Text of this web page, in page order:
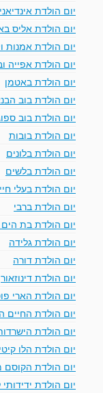
יום הולדת
יום הולדת אליס
יום הולדת אמנות
יום הולדת אפייה
יום הולדת באטמן
יום הולדת בוב
יום הולדת בוב
יום הולדת בובות
יום הולדת בלונים
יום הולדת בלשים
יום הולדת בעלי
יום הולדת ברבי
יום הולדת בת
יום הולדת גלידה
יום הולדת דורה
יום הולדת דינוזאור
יום הולדת הארי
יום הולדת החיים
יום הולדת
יום הולדת הלו קיטי
יום הולדת הקוסם
יום הולדת